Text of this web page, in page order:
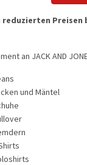
Preisen
an JACK AND
und Mäntel